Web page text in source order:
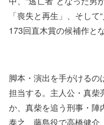
「喪失と再生」、そし
173回直木賞の候補作と
脚本・演出を手がけるの
担当する。主人公・真柴
か、真柴を追う刑事・陣
泰之、藤島役で高橋健介